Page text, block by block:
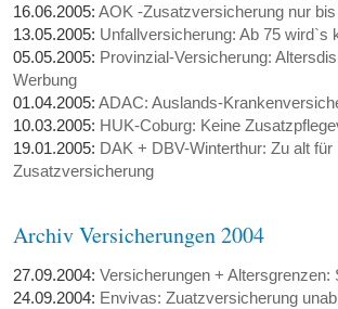
16.06.2005:AOK -Zusatzversicherung nur
13.05.2005: Unfallversicherung: Ab 75 wird`s
05.05.2005: Provinzial-Versicherung:
Werbung
01.04.2005:ADAC: Auslands-
10.03.2005: HUK-Coburg: Keine
19.01.2005: DAK + DBV-Winterthur: Zu alt für
Zusatzversicherung
Archiv Versicherungen 2004
27.09.2004:Versicherungen + Altersgrenzen:
24.09.2004: Envivas: Zuatzversicherung